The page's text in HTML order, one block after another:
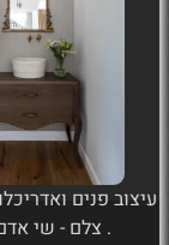
עיצוב פנים
. צלם - שי אדם